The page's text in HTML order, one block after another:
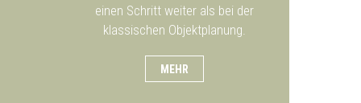
einen Schritt weiter als bei der
klassischen Objektplanung.
MEHR